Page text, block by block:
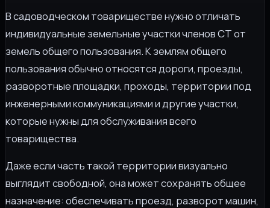
В садоводческом товариществе нужно отличать
индивидуальные земельные участки членов СТ от
земель общего пользования. К землям общего
пользования обычно относятся дороги, проезды,
разворотные площадки, проходы, территории под
инженерными коммуникациями и другие участки,
которые нужны для обслуживания всего
товарищества.
Даже если часть такой территории визуально
выглядит свободной, она может сохранять общее
назначение: обеспечивать проезд, разворот машин,